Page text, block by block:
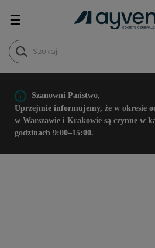
☰
Szanowni Państwo,
Uprzejmie informujemy, że w okresie
w Warszawie i Krakowie są czynne w
godzinach 9:00–15:00.